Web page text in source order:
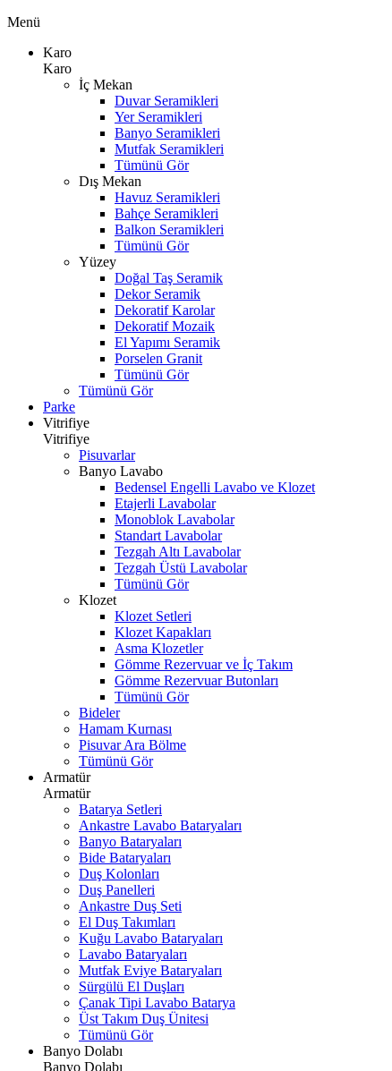
Menü
Karo
Karo
İç Mekan
Duvar Seramikleri
Yer Seramikleri
Banyo Seramikleri
Mutfak Seramikleri
Tümünü Gör
Dış Mekan
Havuz Seramikleri
Bahçe Seramikleri
Balkon Seramikleri
Tümünü Gör
Yüzey
Doğal Taş Seramik
Dekor Seramik
Dekoratif Karolar
Dekoratif Mozaik
El Yapımı Seramik
Porselen Granit
Tümünü Gör
Tümünü Gör
Parke
Vitrifiye
Vitrifiye
Pisuvarlar
Banyo Lavabo
Bedensel Engelli Lavabo ve Klozet
Etajerli Lavabolar
Monoblok Lavabolar
Standart Lavabolar
Tezgah Altı Lavabolar
Tezgah Üstü Lavabolar
Tümünü Gör
Klozet
Klozet Setleri
Klozet Kapakları
Asma Klozetler
Gömme Rezervuar ve İç Takım
Gömme Rezervuar Butonları
Tümünü Gör
Bideler
Hamam Kurnası
Pisuvar Ara Bölme
Tümünü Gör
Armatür
Armatür
Batarya Setleri
Ankastre Lavabo Bataryaları
Banyo Bataryaları
Bide Bataryaları
Duş Kolonları
Duş Panelleri
Ankastre Duş Seti
El Duş Takımları
Kuğu Lavabo Bataryaları
Lavabo Bataryaları
Mutfak Eviye Bataryaları
Sürgülü El Duşları
Çanak Tipi Lavabo Batarya
Üst Takım Duş Ünitesi
Tümünü Gör
Banyo Dolabı
Banyo Dolabı